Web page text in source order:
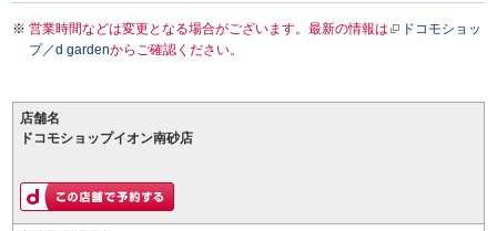
営業時間などは変更となる場合がございます。最新の情報は
ドコモショッ
プ／d gardenからご確認ください。
店舗名
ドコモショップイオン南砂店